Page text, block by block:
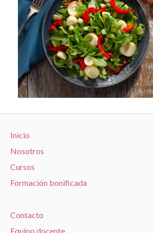
Inicio
Nosotros
Cursos
Formación bonificada
Contacto
Equipo docente